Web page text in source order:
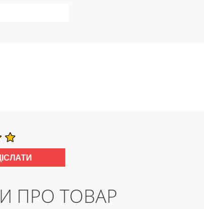
ПРО ТОВАР